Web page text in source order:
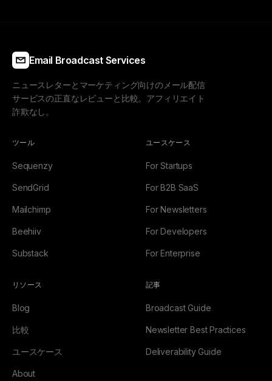
Email Broadcast Services
ニュースレターとマーケティング向けのメール配信
サービスの正直なレビューと比較。アフィリエイト
詐欺なし。
ツール
Sequenzy
SendGrid
Mailchimp
Beehiiv
Substack
ユースケース
For Startups
For B2B SaaS
For Newsletters
For Developers
For Enterprise
リソース
Blog
比較
ユースケース
About
記事
Broadcast Guide
Newsletter Best Practices
Deliverability Guide